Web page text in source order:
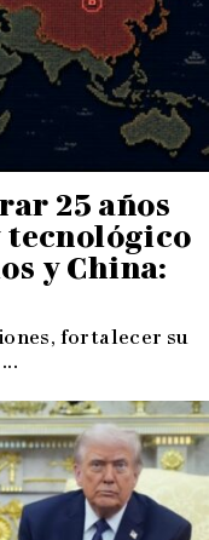
25 años
y China:
fortalecer su